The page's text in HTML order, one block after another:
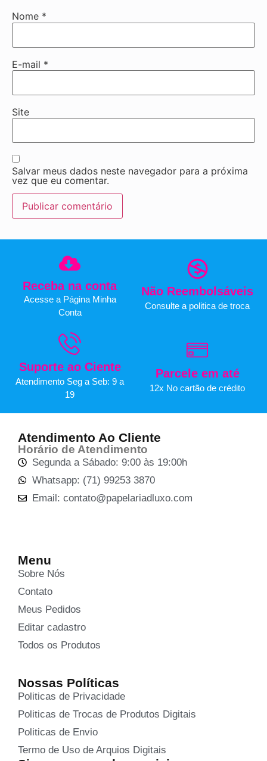
Nome *
E-mail *
Site
Salvar meus dados neste navegador para a próxima
vez que eu comentar.
Receba na conta
Acesse a Página Minha
Conta
Não Reembolsáveis
Consulte a politica de troca
Suporte ao Ciente
Atendimento Seg a Seb: 9 a
19
Parcele em até
12x No cartão de crédito
Atendimento Ao Cliente
Horário de Atendimento
Segunda a Sábado: 9:00 às 19:00h
Whatsapp: (71) 99253 3870
Email: contato@papelariadluxo.com
Menu
Sobre Nós
Contato
Meus Pedidos
Editar cadastro
Todos os Produtos
Nossas Políticas
Politicas de Privacidade
Politicas de Trocas de Produtos Digitais
Politicas de Envio
Termo de Uso de Arquios Digitais